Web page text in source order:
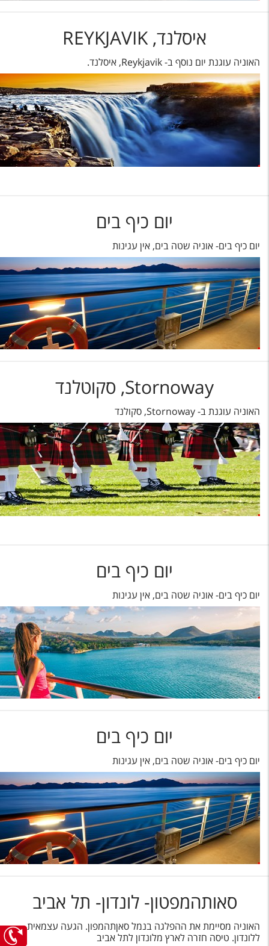
איסלנד, REYKJAVIK
האוניה עוגנת יום נוסף ב- Reykjavik, איסלנד.
יום כיף בים
יום כיף בים- אוניה שטה בים, אין עגינות
Stornoway, סקוטלנד
האוניה עוגנת ב- Stornoway, סקולנד
יום כיף בים
יום כיף בים- אוניה שטה בים, אין עגינות
יום כיף בים
יום כיף בים- אוניה שטה בים, אין עגינות
סאותהמפטון- לונדון- תל אביב
האוניה מסיימת את ההפלגה בנמל סאןתהמפון. הגעה עצמאית
ללונדון. טיסה חזרה לארץ מלונדון לתל אביב